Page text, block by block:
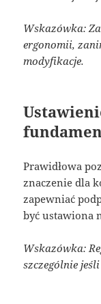
Wskazówka:
ergonomii,
modyfikacje.
Prawidłowa
znaczenie dla
zapewniać
być ustawiona
Wskazówka:
szczególnie